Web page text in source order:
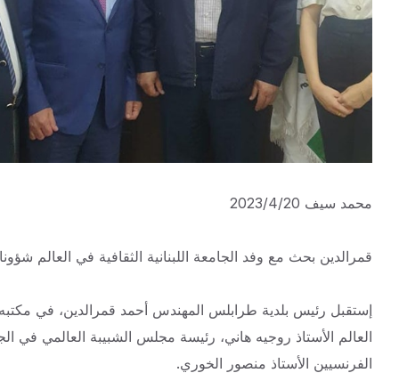
محمد سيف 2023/4/20
قمرالدين بحث مع وفد الجامعة اللبنانية الثقافية في العالم شؤونا
إستقبل رئيس بلدية طرابلس المهندس أحمد قمرالدين، في مكتبه
العالم الأستاذ روجيه هاني، رئيسة مجلس الشبيبة العالمي في
الفرنسيين الأستاذ منصور الخوري.